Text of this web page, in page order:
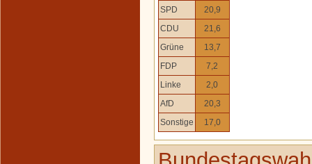
SPD
20,9
CDU
21,6
Grüne
13,7
FDP
7,2
Linke
2,0
AfD
20,3
Sonstige
17,0